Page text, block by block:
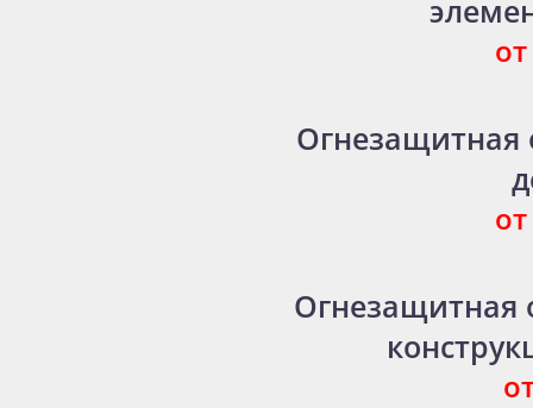
Огнезащитная
Огнезащитная